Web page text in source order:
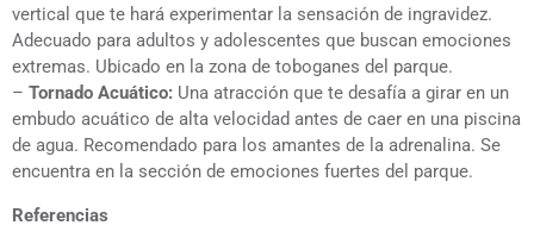
vertical que te hará experimentar la sensación de ingravidez.
Adecuado para adultos y adolescentes que buscan emociones
extremas. Ubicado en la zona de toboganes del parque.
– Tornado Acuático: Una atracción que te desafía a girar en un
embudo acuático de alta velocidad antes de caer en una piscina
de agua. Recomendado para los amantes de la adrenalina. Se
encuentra en la sección de emociones fuertes del parque.
Referencias